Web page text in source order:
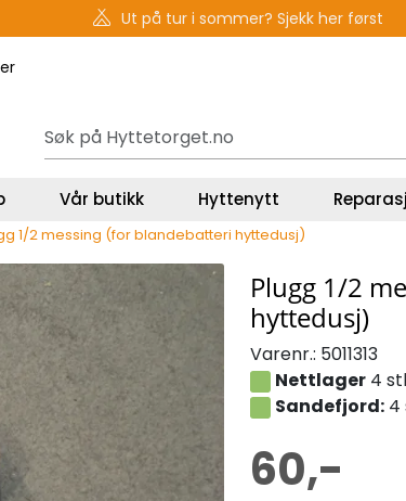
Gavekort - Gaven som ALLTID funker!
Vår butikk Hyttenytt
1/2 messing (for blandebatteri hyttedusj)
Plugg 1/2
hyttedusj)
Varenr.: 5011313
Nettlager4
Sandefjord:4
60,-